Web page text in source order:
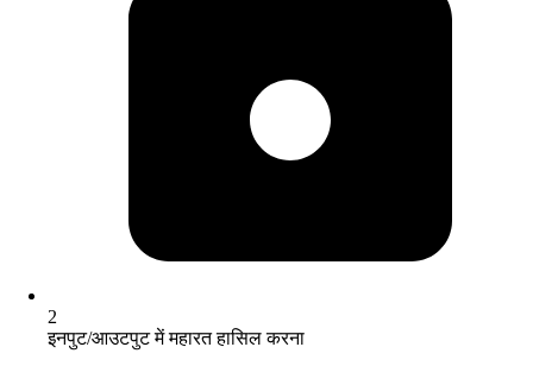
2
इनपुट/आउटपुट में महारत हासिल करना